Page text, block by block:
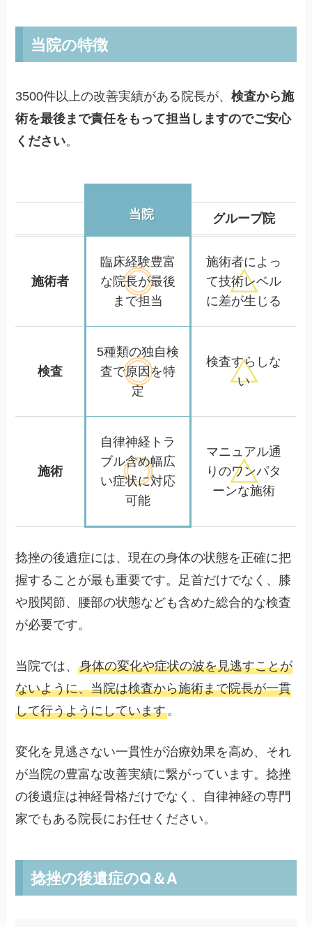
当院の特徴
3500件以上の改善実績がある院長が、検査から施
術を最後まで責任をもって担当しますのでご安心
ください。
当院 グループ院
施術者
臨床経験豊富
な院長が最後
まで担当
施術者によっ
て技術レベル
に差が生じる
検査
5種類の独自検
査で原因を特
定
検査すらしな
い
施術
自律神経トラ
ブル含め幅広
い症状に対応
可能
マニュアル通
りのワンパタ
ーンな施術
捻挫の後遺症には、現在の身体の状態を正確に把
握することが最も重要です。足首だけでなく、膝
や股関節、腰部の状態なども含めた総合的な検査
が必要です。
当院では、身体の変化や症状の波を見逃すことが
ないように、当院は検査から施術まで院長が一貫
して行うようにしています。
変化を見逃さない一貫性が治療効果を高め、それ
が当院の豊富な改善実績に繋がっています。捻挫
の後遺症は神経骨格だけでなく、自律神経の専門
家でもある院長にお任せください。
捻挫の後遺症のQ＆A